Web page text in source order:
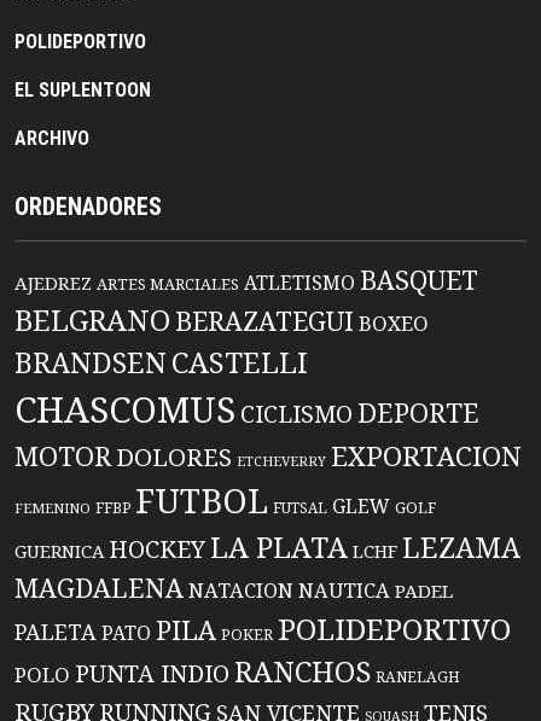
POLIDEPORTIVO
EL SUPLENTOON
ARCHIVO
ORDENADORES
AJEDREZ ARTES MARCIALES ATLETISMO BASQUET
BELGRANO BERAZATEGUIBOXEO
BRANDSENCASTELLI
CHASCOMUS CICLISMO DEPORTE
MOTORDOLORES ETCHEVERRY EXPORTACION
FEMENINO FFBP FUTBOL FUTSAL GLEW GOLF
GUERNICA HOCKEYLA PLATA LCHF LEZAMA
MAGDALENANATACIONNAUTICA PADEL
PALETAPATO PILA POKER POLIDEPORTIVO
POLO PUNTA INDIO RANCHOS RANELAGH
RUGBYRUNNING SAN VICENTE SQUASH TENIS